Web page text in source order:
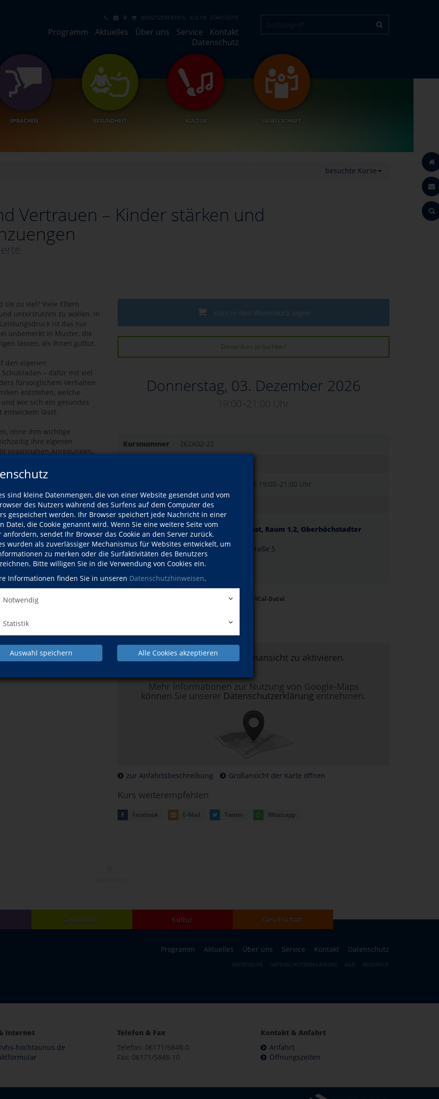
sind kleine Datenmengen, die von einer Website gesendet und vom
des Nutzers während des Surfens auf dem Computer des
gespeichert werden. Ihr Browser speichert jede Nachricht in einer
Datei, die Cookie genannt wird. Wenn Sie eine weitere Seite vom
anfordern, sendet Ihr Browser das Cookie an den Server zurück.
wurden als zuverlässiger Mechanismus für Websites entwickelt, um
zu merken oder die Surfaktivitäten des Benutzers
Bitte willigen Sie in die Verwendung von Cookies ein.
Informationen finden Sie in unseren Datenschutzhinweisen.
Notwendig
Statistik
Auswahl speichern Alle Cookies akzeptieren
BENUTZERPROFIL SUCHE STARTSEITE
Programm Aktuelles Über uns Service
Kontakt
Datenschutz
SPRACHEN GESUNDHEIT KULTUR GESELLSCHAFT
besuchte Kurse
Vertrauen – Kinder stärken und
Kurs in den Warenkorb legen
Dieser Kurs ist buchbar!
Donnerstag, 03. Dezember 2026
19:00–21:00 Uhr
Kursnummer 262A02-22
19:00–21:00 Uhr
Gebühr 12,00 EUR
Ort
Oberursel; Alte Post, Raum 1.2, Oberhöchstadter
Straße 5
Oberhöchstadter Straße 5
61440 Oberursel
Raum 1.2
Termine als iCal-Datei
Hier klicken, um Kartenansicht zu aktivieren.
Mehr Informationen zur Nutzung von Google-Maps
können Sie unserer Datenschutzerklärung entnehmen.
zur Anfahrtsbeschreibung Großansicht der Karte öffnen
Kurs weiterempfehlen
Facebook E-Mail Twitter Whatsapp
zu viel? Viele Eltern
unterstützen zu wollen. In
ist das nur
unbemerkt in Muster, die
lassen, als ihnen guttut.
den eigenen
– dafür mit viel
fürsorglichem Verhalten
entstehen, welche
wie sich ein gesundes
entwickeln lässt.
ohne ihm wichtige
Ihre eigenen
praxisnahen Anregungen,
entsteht Raum für
und ihm zugleich zutrauen
Richter
dieser Dozentin
Gesundheit Kultur Gesellschaft
Programm Aktuelles Über uns Service Kontakt Datenschutz
IMPRESSUM DATENSCHUTZERKLÄRUNG AGB WIDERRUF
Internet
hochtaunus.de
Telefon & Fax
Telefon: 06171/5848-0
Fax: 06171/5848-10
Kontakt & Anfahrt
Anfahrt
Öffnungszeiten